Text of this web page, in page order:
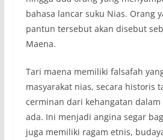
bahasa lancar suku Nias. Orang
pantun tersebut akan disebut
Maena.
Tari maena memiliki falsafah
masyarakat nias, secara historis
cerminan dari kehangatan dalam
ada. Ini menjadi angina segar
juga memiliki ragam etnis,